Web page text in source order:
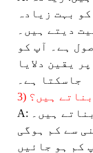
بہت زیادہ
دیتے ہیں۔
ہے۔ آپ کو
یقین دلایا
جاسکتا ہے۔
بناتے ہیں؟
A: ہم اپنی جامع لاگت کے مطابق قیمت بناتے ہیں۔
سے کم ہوگی
کم ہو جائیں